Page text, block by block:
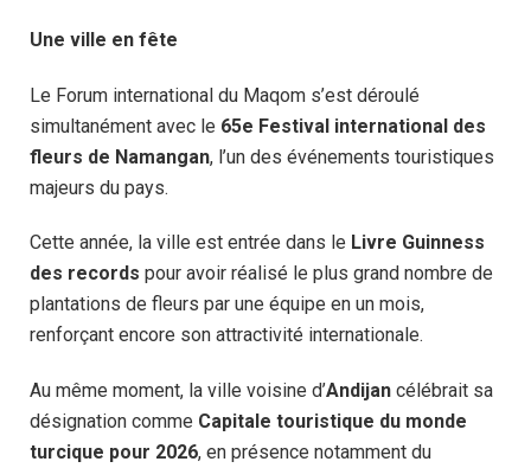
Une ville en fête
Le Forum international du Maqom s’est déroulé
simultanément avec le 65e Festival international des
fleurs de Namangan, l’un des événements touristiques
majeurs du pays.
Cette année, la ville est entrée dans le Livre Guinness
des records pour avoir réalisé le plus grand nombre de
plantations de fleurs par une équipe en un mois,
renforçant encore son attractivité internationale.
Au même moment, la ville voisine d’Andijan célébrait sa
désignation comme Capitale touristique du monde
turcique pour 2026, en présence notamment du